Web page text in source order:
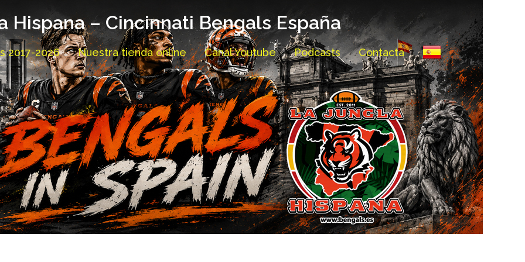
Hispana – Cincinnati Bengals España
2017-2026 Nuestra tienda online Canal Youtube Podcasts Contacta